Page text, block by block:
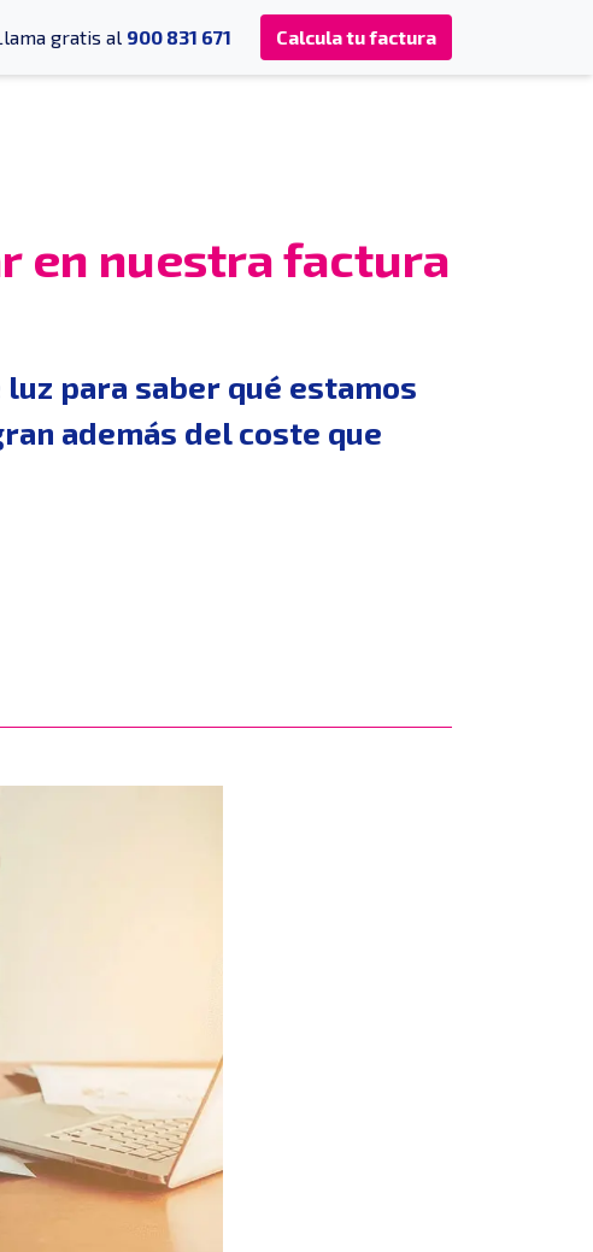
gratis al 900 831 671 Calcula tu factura
en nuestra factura
para saber qué estamos
además del coste que